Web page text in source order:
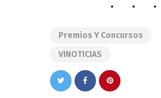
Premios Y Concursos
VINOTICIAS